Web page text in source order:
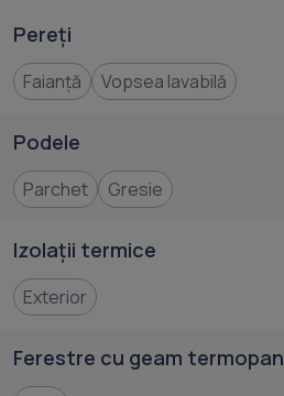
Pereți
Faianță Vopsea lavabilă
Podele
Parchet Gresie
Izolații termice
Exterior
Ferestre cu geam termopan